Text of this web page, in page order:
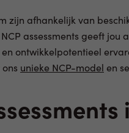
zijn afhankelijk van
assessments geeft
ontwikkelpotentieel
unieke NCP-model en